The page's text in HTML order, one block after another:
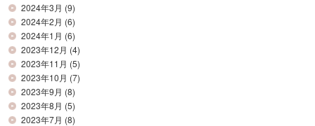
2024年3月 (9)
2024年2月 (6)
2024年1月 (6)
2023年12月 (4)
2023年11月 (5)
2023年10月 (7)
2023年9月 (8)
2023年8月 (5)
2023年7月 (8)